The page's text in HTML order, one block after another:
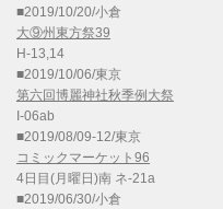
■2019/10/20/小倉
大⑨州東方祭39
H-13,14
■2019/10/06/東京
第六回博麗神社秋季例大祭
I-06ab
■2019/08/09-12/東京
コミックマーケット96
4日目(月曜日)南 ネ-21a
■2019/06/30/小倉